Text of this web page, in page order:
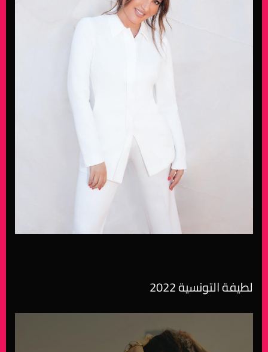
لطيفة التونسية 2022